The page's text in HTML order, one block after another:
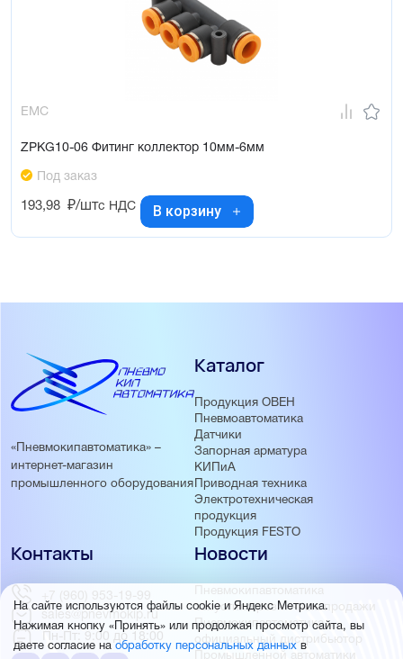
EMC
ZPKG10-06 Фитинг коллектор 10мм-6мм
Под заказ
193,98 ₽/штс НДС В корзину
«Пневмокипавтоматика» –
интернет-магазин
промышленного оборудования
Каталог
Продукция ОВЕН
Пневмоавтоматика
Датчики
Запорная арматура
КИПиА
Приводная техника
Электротехническая
продукция
Продукция FESTO
Новости
Пневмокипавтоматика
запустила розничные продажи
Пневмокипавтоматика –
официальный дистрибьютор
Промышленной автоматики
Контакты
+7 (960) 953-19-99
sales@pnevmokip.ru
Пн-Пт: 9:00 до 18:00
На сайте используются файлы cookie и Яндекс Метрика.
Нажимая кнопку «Принять» или продолжая просмотр сайта, вы
даете согласие наобработку персональных данных в